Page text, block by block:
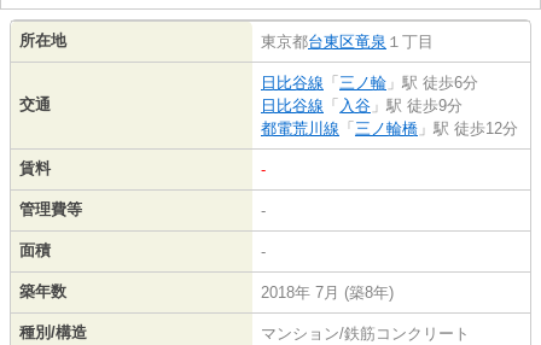
所在地 東京都台東区竜泉 １丁目
交通
日比谷線 「 三ノ輪 」駅 徒歩6分
日比谷線 「 入谷 」駅 徒歩9分
都電荒川線 「 三ノ輪橋 」駅 徒歩12分
賃料 -
管理費等 -
面積 -
築年数 2018年 7月 (築8年)
種別/構造 マンション/鉄筋コンクリート